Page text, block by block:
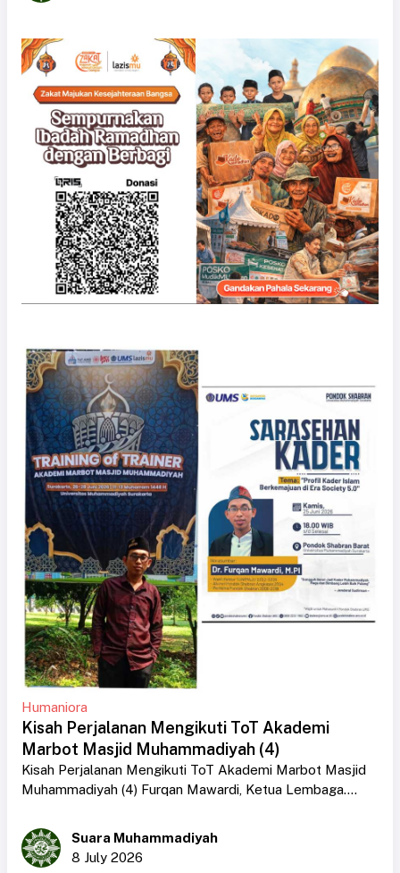
Humaniora
Kisah Perjalanan Mengikuti ToT Akademi
Marbot Masjid Muhammadiyah (4)
Kisah Perjalanan Mengikuti ToT Akademi Marbot Masjid
Muhammadiyah (4) Furqan Mawardi, Ketua Lembaga....
Suara Muhammadiyah
8 July 2026